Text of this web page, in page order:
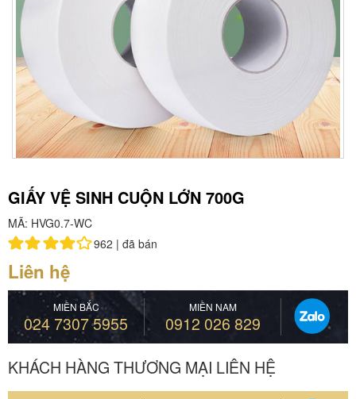
GIẤY VỆ SINH CUỘN LỚN 700G
MÃ: HVG0.7-WC
962 | đã bán
Liên hệ
MIỀN BẮC
024 7307 5955
MIỀN NAM
0912 026 829
KHÁCH HÀNG THƯƠNG MẠI LIÊN HỆ